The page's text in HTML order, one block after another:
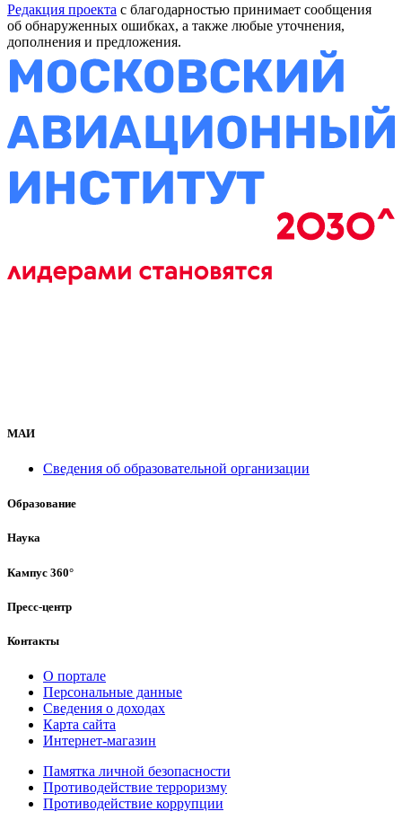
Редакция проекта с благодарностью принимает сообщения
об обнаруженных ошибках, а также любые уточнения,
дополнения и предложения.
МАИ
Сведения об образовательной организации
Образование
Наука
Кампус 360°
Пресс-центр
Контакты
О портале
Персональные данные
Сведения о доходах
Карта сайта
Интернет-магазин
Памятка личной безопасности
Противодействие терроризму
Противодействие коррупции